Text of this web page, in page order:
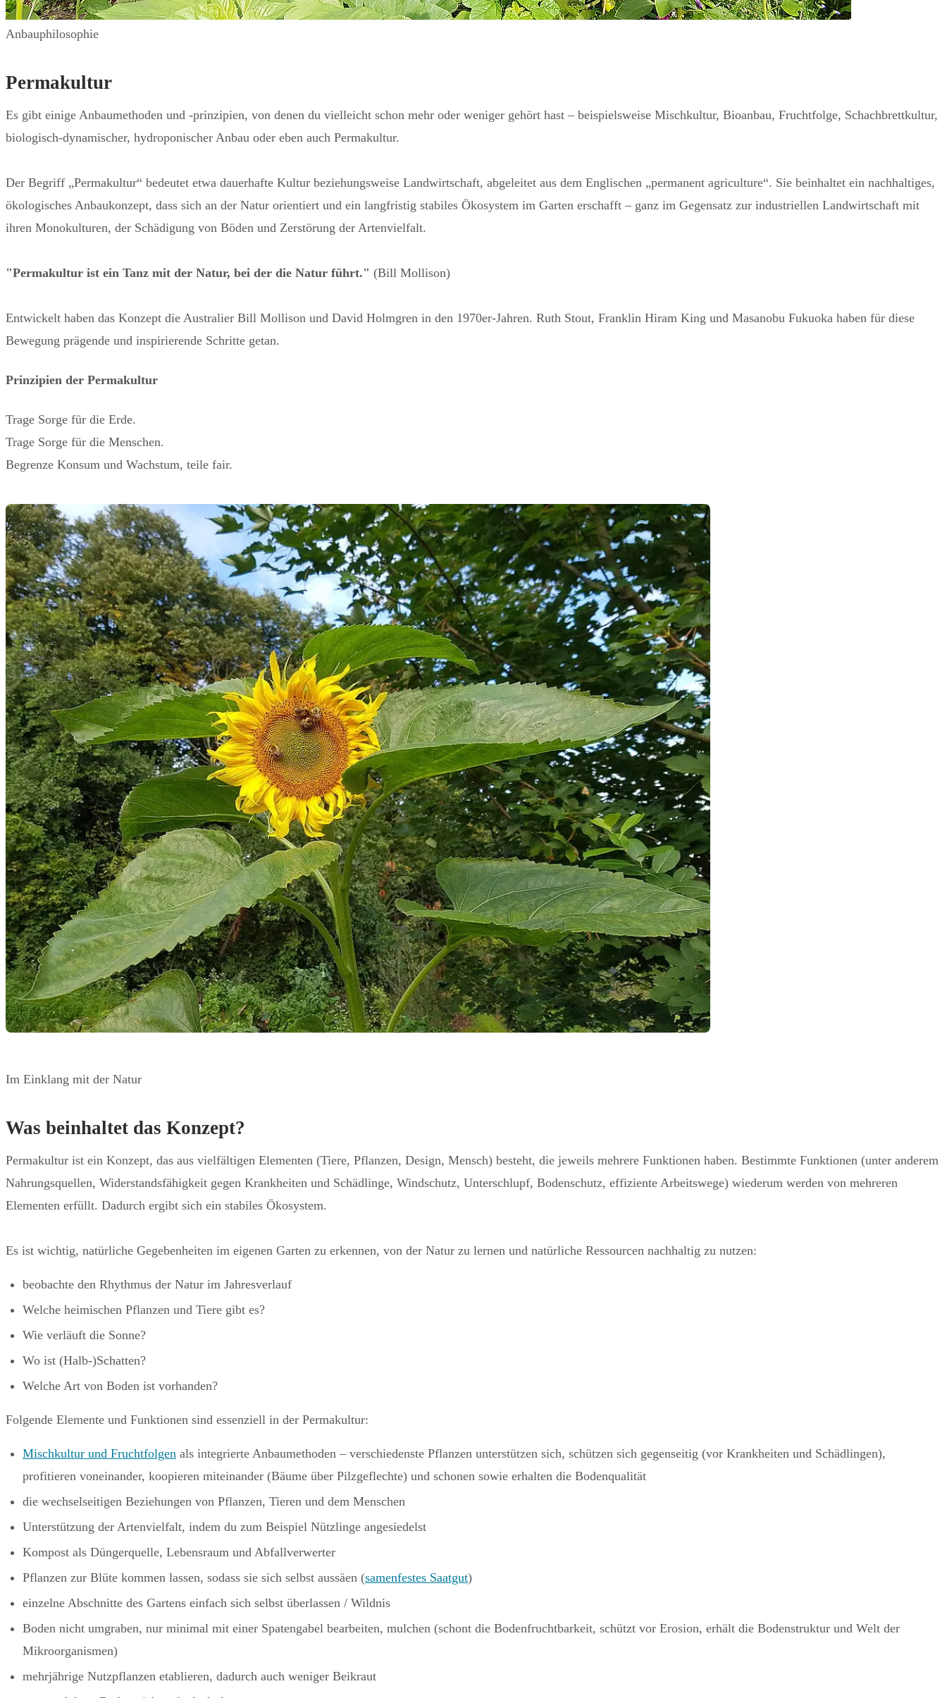
Anbauphilosophie
Permakultur
Es gibt einige Anbaumethoden und -prinzipien, von denen du vielleicht schon mehr oder weniger gehört hast – beispielsweise Mischkultur, Bioanbau, Fruchtfolge, Schachbrettkultur,
biologisch-dynamischer, hydroponischer Anbau oder eben auch Permakultur.
Der Begriff „Permakultur“ bedeutet etwa dauerhafte Kultur beziehungsweise Landwirtschaft, abgeleitet aus dem Englischen „permanent agriculture“. Sie beinhaltet ein nachhaltiges,
ökologisches Anbaukonzept, dass sich an der Natur orientiert und ein langfristig stabiles Ökosystem im Garten erschafft – ganz im Gegensatz zur industriellen Landwirtschaft mit
ihren Monokulturen, der Schädigung von Böden und Zerstörung der Artenvielfalt.
"Permakultur ist ein Tanz mit der Natur, bei der die Natur führt." (Bill Mollison)
Entwickelt haben das Konzept die Australier Bill Mollison und David Holmgren in den 1970er-Jahren. Ruth Stout, Franklin Hiram King und Masanobu Fukuoka haben für diese
Bewegung prägende und inspirierende Schritte getan.
Prinzipien der Permakultur
Trage Sorge für die Erde.
Trage Sorge für die Menschen.
Begrenze Konsum und Wachstum, teile fair.
Im Einklang mit der Natur
Was beinhaltet das Konzept?
Permakultur ist ein Konzept, das aus vielfältigen Elementen (Tiere, Pflanzen, Design, Mensch) besteht, die jeweils mehrere Funktionen haben. Bestimmte Funktionen (unter anderem
Nahrungsquellen, Widerstandsfähigkeit gegen Krankheiten und Schädlinge, Windschutz, Unterschlupf, Bodenschutz, effiziente Arbeitswege) wiederum werden von mehreren
Elementen erfüllt. Dadurch ergibt sich ein stabiles Ökosystem.
Es ist wichtig, natürliche Gegebenheiten im eigenen Garten zu erkennen, von der Natur zu lernen und natürliche Ressourcen nachhaltig zu nutzen:
beobachte den Rhythmus der Natur im Jahresverlauf
Welche heimischen Pflanzen und Tiere gibt es?
Wie verläuft die Sonne?
Wo ist (Halb-)Schatten?
Welche Art von Boden ist vorhanden?
Folgende Elemente und Funktionen sind essenziell in der Permakultur:
Mischkultur und Fruchtfolgen als integrierte Anbaumethoden – verschiedenste Pflanzen unterstützen sich, schützen sich gegenseitig (vor Krankheiten und Schädlingen),
profitieren voneinander, koopieren miteinander (Bäume über Pilzgeflechte) und schonen sowie erhalten die Bodenqualität
die wechselseitigen Beziehungen von Pflanzen, Tieren und dem Menschen
Unterstützung der Artenvielfalt, indem du zum Beispiel Nützlinge angesiedelst
Kompost als Düngerquelle, Lebensraum und Abfallverwerter
Pflanzen zur Blüte kommen lassen, sodass sie sich selbst aussäen (samenfestes Saatgut)
einzelne Abschnitte des Gartens einfach sich selbst überlassen / Wildnis
Boden nicht umgraben, nur minimal mit einer Spatengabel bearbeiten, mulchen (schont die Bodenfruchtbarkeit, schützt vor Erosion, erhält die Bodenstruktur und Welt der
Mikroorganismen)
mehrjährige Nutzpflanzen etablieren, dadurch auch weniger Beikraut